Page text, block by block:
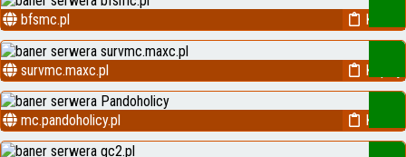
bfsmc.pl Kopiuj
survmc.maxc.pl Kopiuj
mc.pandoholicy.pl Kopiuj